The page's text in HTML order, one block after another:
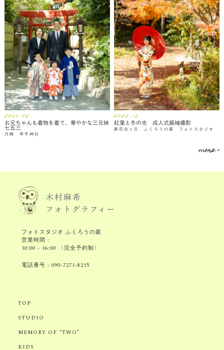
2026.05
お兄ちゃんも着物を着て、華やかな三兄妹
七五三
川崎 琴平神社
2025.12
紅葉と冬の光 成人式振袖撮影
新百合ヶ丘 ふくろうの庭 フォトスタジオ
more >
フォトスタジオ ふくろうの庭
営業時間 :
10:00 - 16:00 〈完全予約制〉
電話番号 :090-7271-8215
TOP
STUDIO
MEMORY OF “TWO”
KIDS